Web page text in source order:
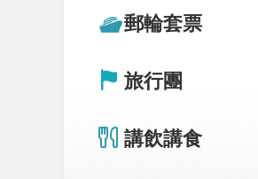
郵輪套票
旅行團
講飲講食